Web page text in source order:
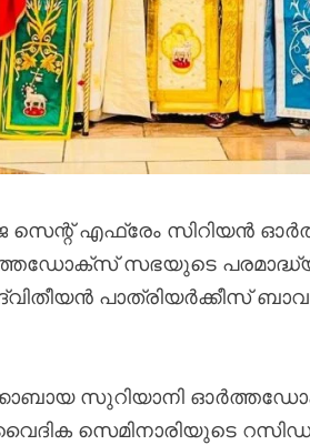
സെന്റ് എഫ്രേം സിറിയൻ
സഭയുടെ
പാത്രിയർക്കീസ്
സുറിയാനി
സെമിനാരിയുടെ